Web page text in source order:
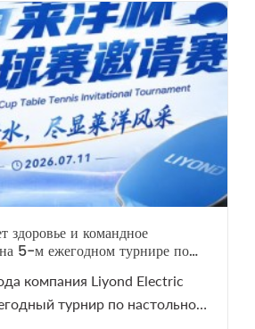
здоровье и командное
5-м ежегодном турнире по
компания Liyond Electric
турнир по настольному